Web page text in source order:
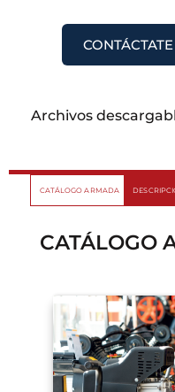
Archivos
CATÁLOGO ARMADA
CATÁLOGO